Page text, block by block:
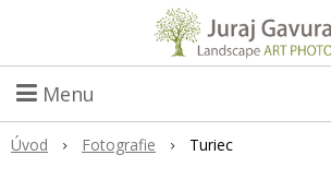
Menu
Úvod Fotografie Turiec